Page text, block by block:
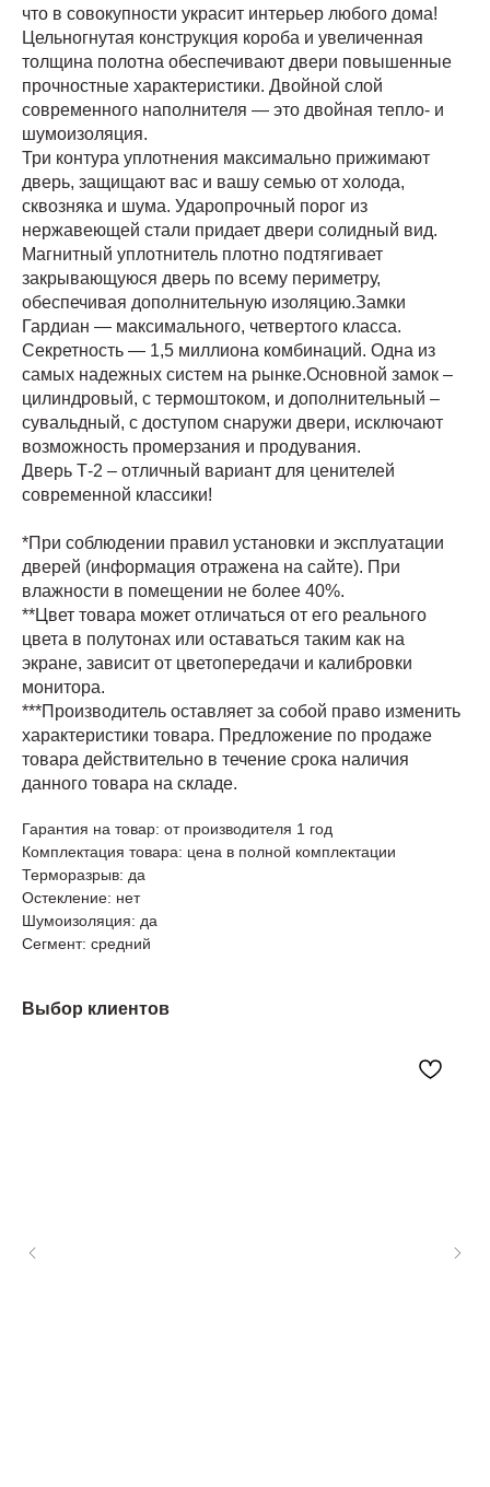
что в совокупности украсит интерьер любого дома!
Цельногнутая конструкция короба и увеличенная
толщина полотна обеспечивают двери повышенные
прочностные характеристики. Двойной слой
современного наполнителя — это двойная тепло- и
шумоизоляция.
Три контура уплотнения максимально прижимают
дверь, защищают вас и вашу семью от холода,
сквозняка и шума. Ударопрочный порог из
нержавеющей стали придает двери солидный вид.
Магнитный уплотнитель плотно подтягивает
закрывающуюся дверь по всему периметру,
обеспечивая дополнительную изоляцию.Замки
Гардиан — максимального, четвертого класса.
Секретность — 1,5 миллиона комбинаций. Одна из
самых надежных систем на рынке.Основной замок –
цилиндровый, с термоштоком, и дополнительный –
сувальдный, с доступом снаружи двери, исключают
возможность промерзания и продувания.
Дверь Т-2 – отличный вариант для ценителей
современной классики!
*При соблюдении правил установки и эксплуатации
дверей (информация отражена на сайте). При
влажности в помещении не более 40%.
**Цвет товара может отличаться от его реального
цвета в полутонах или оставаться таким как на
экране, зависит от цветопередачи и калибровки
монитора.
***Производитель оставляет за собой право изменить
характеристики товара. Предложение по продаже
товара действительно в течение срока наличия
данного товара на складе.
Гарантия на товар: от производителя 1 год
Комплектация товара: цена в полной комплектации
Терморазрыв: да
Остекление: нет
Шумоизоляция: да
Сегмент: средний
Выбор клиентов